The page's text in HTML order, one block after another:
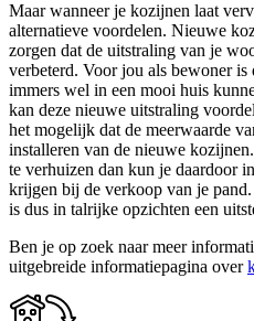
Maar wanneer je kozijnen laat
alternatieve voordelen. Nieuwe
zorgen dat de uitstraling van je
verbeterd. Voor jou als bewoner
immers wel in een mooi huis
kan deze nieuwe uitstraling
het mogelijk dat de meerwaarde
installeren van de nieuwe
te verhuizen dan kun je daardoor
krijgen bij de verkoop van je
is dus in talrijke opzichten een
Ben je op zoek naar meer
uitgebreide informatiepagina over